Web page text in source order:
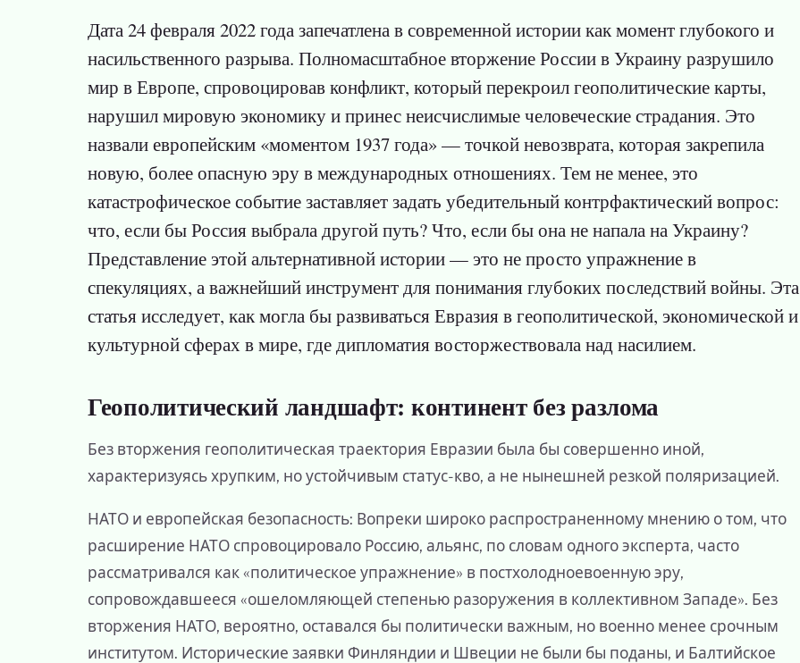
Дата 24 февраля 2022 года запечатлена в современной истории как момент глубокого и
насильственного разрыва. Полномасштабное вторжение России в Украину разрушило
мир в Европе, спровоцировав конфликт, который перекроил геополитические карты,
нарушил мировую экономику и принес неисчислимые человеческие страдания. Это
назвали европейским «моментом 1937 года» — точкой невозврата, которая закрепила
новую, более опасную эру в международных отношениях. Тем не менее, это
катастрофическое событие заставляет задать убедительный контрфактический вопрос:
что, если бы Россия выбрала другой путь? Что, если бы она не напала на Украину?
Представление этой альтернативной истории — это не просто упражнение в
спекуляциях, а важнейший инструмент для понимания глубоких последствий войны. Эта
статья исследует, как могла бы развиваться Евразия в геополитической, экономической и
культурной сферах в мире, где дипломатия восторжествовала над насилием.
Геополитический ландшафт: континент без разлома
Без вторжения геополитическая траектория Евразии была бы совершенно иной,
характеризуясь хрупким, но устойчивым статус-кво, а не нынешней резкой поляризацией.
НАТО и европейская безопасность: Вопреки широко распространенному мнению о том, что
расширение НАТО спровоцировало Россию, альянс, по словам одного эксперта, часто
рассматривался как «политическое упражнение» в постхолодноевоенную эру,
сопровождавшееся «ошеломляющей степенью разоружения в коллективном Западе». Без
вторжения НАТО, вероятно, оставался бы политически важным, но военно менее срочным
институтом. Исторические заявки Финляндии и Швеции не были бы поданы, и Балтийское